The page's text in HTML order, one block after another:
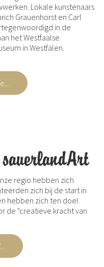
Lokale kunstenaars
Grauenhorst en Carl
in de
het Westfaalse
in Westfalen.
sauerlandArt
regio hebben zich
zich bij de start in
hebben zich ten doel
de "creatieve kracht van